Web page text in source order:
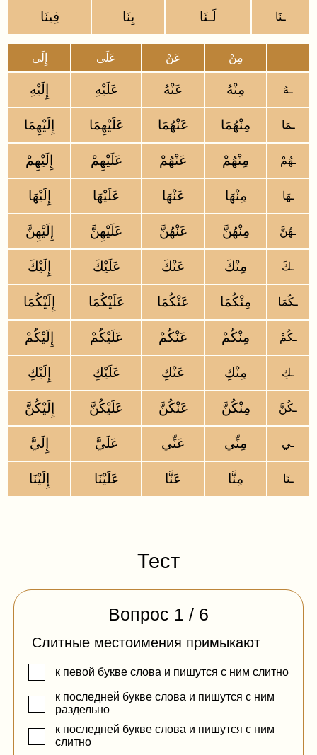
فِينَا بِنَا لَـنَا ـنَا
إِلَى عَلَى عَنْ مِنْ
إِلَيْهِ عَلَيْهِ عَنْهُ مِنْهُ ـهُ
إِلَيْهِمَا عَلَيْهِمَا عَنْهُمَا مِنْهُمَا ـمَا
إِلَيْهِمْ عَلَيْهِمْ عَنْهُمْ مِنْهُمْ ـهُمْ
إِلَيْهَا عَلَيْهَا عَنْهَا مِنْهَا ـهَا
إِلَيْهِنَّ عَلَيْهِنَّ عَنْهُنَّ مِنْهُنَّ ـهُنَّ
إِلَيْكَ عَلَيْكَ عَنْكَ مِنْكَ ـكَ
إِلَيْكُمَا عَلَيْكُمَا عَنْكُمَا مِنْكُمَا ـكُمَا
إِلَيْكُمْ عَلَيْكُمْ عَنْكُمْ مِنْكُمْ ـكُمْ
إِلَيْكِ عَلَيْكِ عَنْكِ مِنْكِ ـكِ
إِلَيْكُنَّ عَلَيْكُنَّ عَنْكُنَّ مِنْكُنَّ ـكُنَّ
إِلَيَّ عَلَيَّ عَنِّي مِنِّي ـي
إِلَيْنَا عَلَيْنَا عَنَّا مِنَّا ـنَا
Тест
Вопрос 1 / 6
​Слитные местоимения примыкают
к певой букве слова и пишутся с ним слитно
к последней букве слова и пишутся с ним
раздельно
к последней букве слова и пишутся с ним
слитно